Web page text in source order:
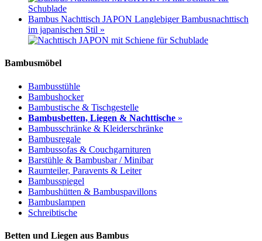
Bambus Nachttisch JAPON Langlebiger Bambusnachttisch
im japanischen Stil »
Bambusmöbel
Bambusstühle
Bambushocker
Bambustische & Tischgestelle
Bambusbetten, Liegen & Nachttische »
Bambusschränke & Kleiderschränke
Bambusregale
Bambussofas & Couchgarnituren
Barstühle & Bambusbar / Minibar
Raumteiler, Paravents & Leiter
Bambusspiegel
Bambushütten & Bambuspavillons
Bambuslampen
Schreibtische
Betten und Liegen aus Bambus